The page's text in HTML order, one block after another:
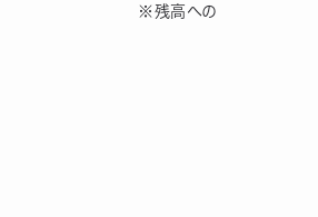
　　　　　　　　※残高への